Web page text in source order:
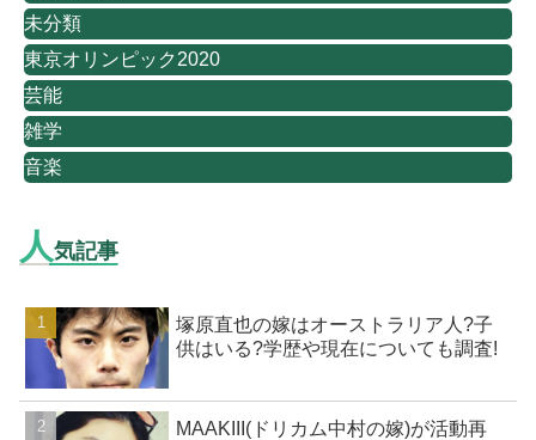
未分類
東京オリンピック2020
芸能
雑学
音楽
人気記事
塚原直也の嫁はオーストラリア人?子
供はいる?学歴や現在についても調査!
MAAKIII(ドリカム中村の嫁)が活動再